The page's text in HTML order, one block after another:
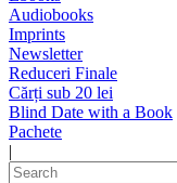
Audiobooks
Imprints
Newsletter
Reduceri Finale
Cărți sub 20 lei
Blind Date with a Book
Pachete
|